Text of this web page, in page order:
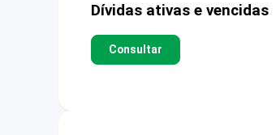
Dívidas ativas e vencidas
Consultar